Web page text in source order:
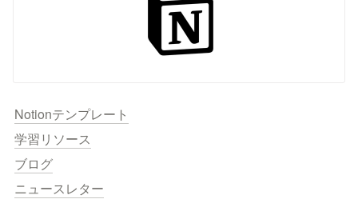
Notionテンプレート
学習リソース
ブログ
ニュースレター